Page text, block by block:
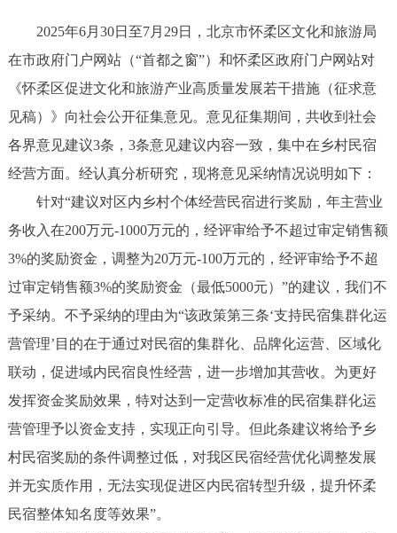
2025年6月30日至7月29日，北京市怀柔区文化和旅游局
在市政府门户网站（“首都之窗”）和怀柔区政府门户网站对
《怀柔区促进文化和旅游产业高质量发展若干措施（征求意
见稿）》向社会公开征集意见。意见征集期间，共收到社会
各界意见建议3条，3条意见建议内容一致，集中在乡村民宿
经营方面。经认真分析研究，现将意见采纳情况说明如下：
针对“建议对区内乡村个体经营民宿进行奖励，年主营业
务收入在200万元-1000万元的，经评审给予不超过审定销售额
3%的奖励资金，调整为20万元-100万元的，经评审给予不超
过审定销售额3%的奖励资金（最低5000元）”的建议，我们不
予采纳。不予采纳的理由为“该政策第三条‘支持民宿集群化运
营管理’目的在于通过对民宿的集群化、品牌化运营、区域化
联动，促进域内民宿良性经营，进一步增加其营收。为更好
发挥资金奖励效果，特对达到一定营收标准的民宿集群化运
营管理予以资金支持，实现正向引导。但此条建议将给予乡
村民宿奖励的条件调整过低，对我区民宿经营优化调整发展
并无实质作用，无法实现促进区内民宿转型升级，提升怀柔
民宿整体知名度等效果”。